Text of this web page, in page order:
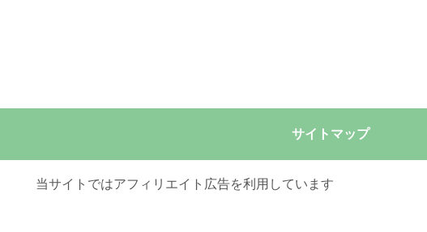
サイトマップ
当サイトではアフィリエイト広告を利用しています